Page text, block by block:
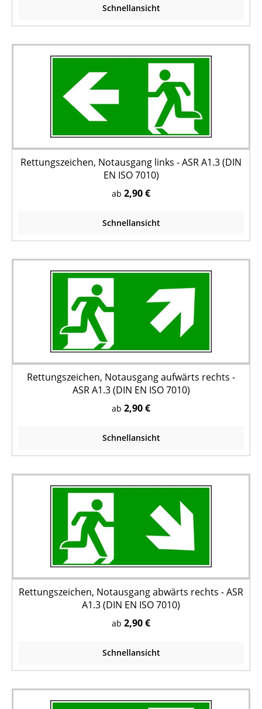
Schnellansicht
Rettungszeichen, Notausgang links - ASR A1.3 (DIN
EN ISO 7010)
ab 2,90 €
Schnellansicht
Rettungszeichen, Notausgang aufwärts rechts -
ASR A1.3 (DIN EN ISO 7010)
ab 2,90 €
Schnellansicht
Rettungszeichen, Notausgang abwärts rechts - ASR
A1.3 (DIN EN ISO 7010)
ab 2,90 €
Schnellansicht